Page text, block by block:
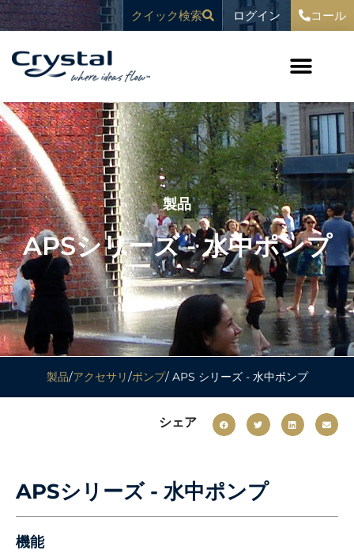
へ
ス
ッ
コ
ン
ス
キ
ッ
プ
クイック検索 ログイン コール
製品
APSシリーズ - 水中ポンプ
製品/アクセサリ/ポンプ/ APS シリーズ - 水中ポンプ
シェア
APSシリーズ - 水中ポンプ
機能